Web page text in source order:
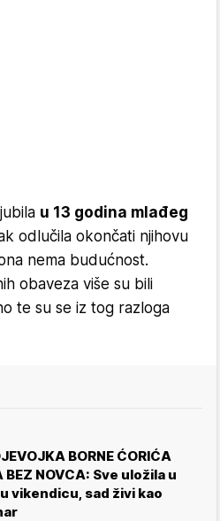
u 13 godina mlađeg
odlučila okončati njihovu
nema budućnost.
obaveza više su bili
te su se iz tog razloga
BORNE ĆORIĆA
BEZ NOVCA: Sve uložila u
vikendicu, sad živi kao